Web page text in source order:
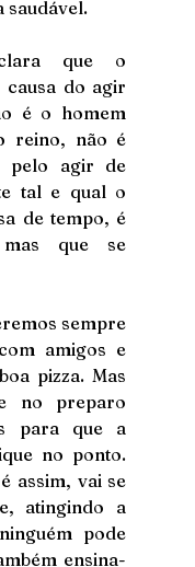
saudável.
que o
do agir
é o homem
reino, não é
pelo agir de
tal e qual o
de tempo, é
que se
sempre
amigos e
pizza. Mas
no preparo
para que a
no ponto.
assim, vai se
atingindo a
pode
ensina-